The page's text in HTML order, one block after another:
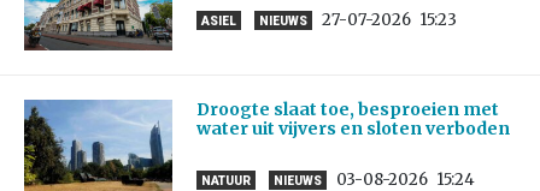
ASIEL NIEUWS 27-07-2026 15:23
Droogte slaat toe, besproeien met
water uit vijvers en sloten verboden
NATUUR NIEUWS 03-08-2026 15:24